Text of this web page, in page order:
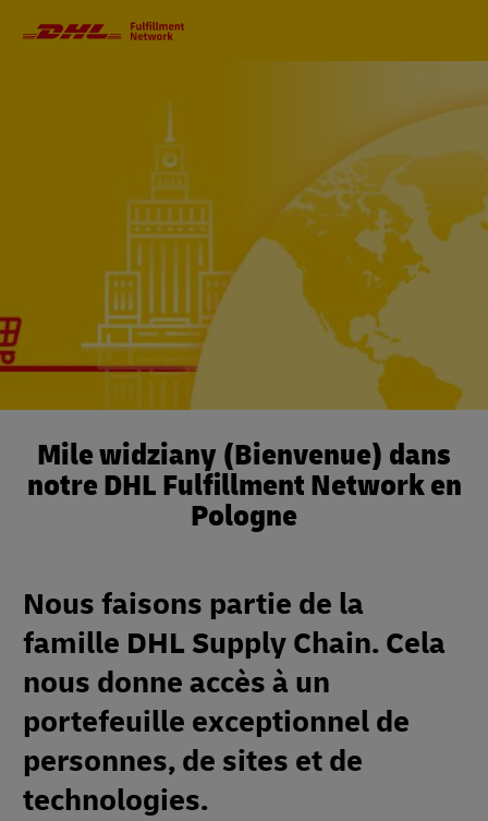
Mile widziany (Bienvenue) dans
notre DHL Fulfillment Network en
Pologne
Nous faisons partie de la
famille DHL Supply Chain. Cela
nous donne accès à un
portefeuille exceptionnel de
personnes, de sites et de
technologies.